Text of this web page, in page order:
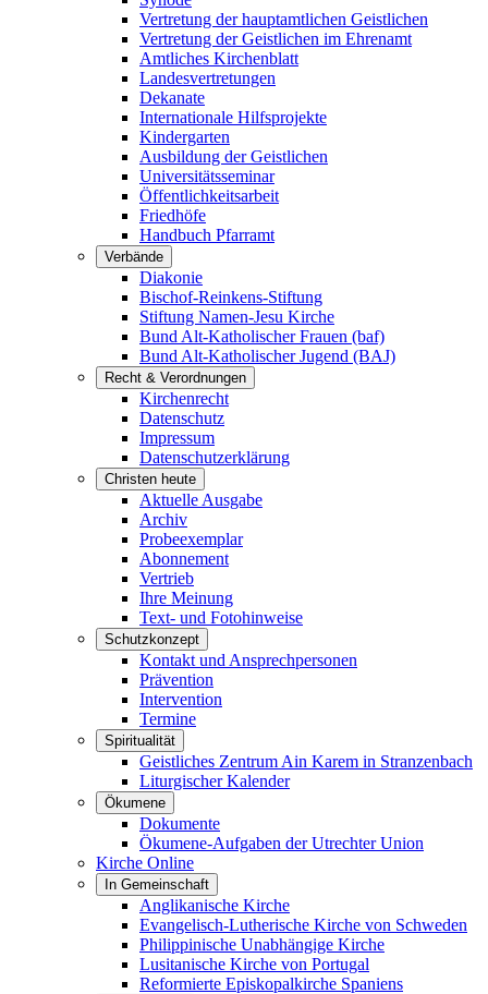
Vertretung der hauptamtlichen Geistlichen
Vertretung der Geistlichen im Ehrenamt
Amtliches Kirchenblatt
Landesvertretungen
Dekanate
Internationale Hilfsprojekte
Kindergarten
Ausbildung der Geistlichen
Universitätsseminar
Öffentlichkeitsarbeit
Friedhöfe
Handbuch Pfarramt
Verbände
Diakonie
Bischof-Reinkens-Stiftung
Stiftung Namen-Jesu Kirche
Bund Alt-Katholischer Frauen (baf)
Bund Alt-Katholischer Jugend (BAJ)
Recht & Verordnungen
Kirchenrecht
Datenschutz
Impressum
Datenschutzerklärung
Christen heute
Aktuelle Ausgabe
Archiv
Probeexemplar
Abonnement
Vertrieb
Ihre Meinung
Text- und Fotohinweise
Schutzkonzept
Kontakt und Ansprechpersonen
Prävention
Intervention
Termine
Spiritualität
Geistliches Zentrum Ain Karem in Stranzenbach
Liturgischer Kalender
Ökumene
Dokumente
Ökumene-Aufgaben der Utrechter Union
Kirche Online
In Gemeinschaft
Anglikanische Kirche
Evangelisch-Lutherische Kirche von Schweden
Philippinische Unabhängige Kirche
Lusitanische Kirche von Portugal
Reformierte Episkopalkirche Spaniens